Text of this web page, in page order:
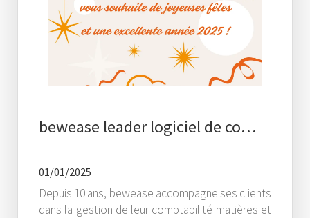
bewease leader logiciel de co…
01/01/2025
Depuis 10 ans, bewease accompagne ses clients
dans la gestion de leur comptabilité matières et